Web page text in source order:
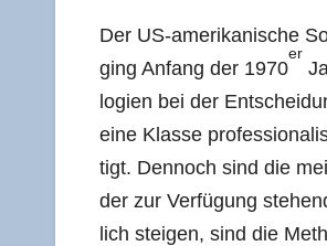
Der US-ame­ri­ka­ni­sche
ging Anfang der 1970
er
lo­gien bei der
eine Klas­se
tigt. Den­noch sind die
der zur Ver­fü­gung
lich stei­gen, sind die